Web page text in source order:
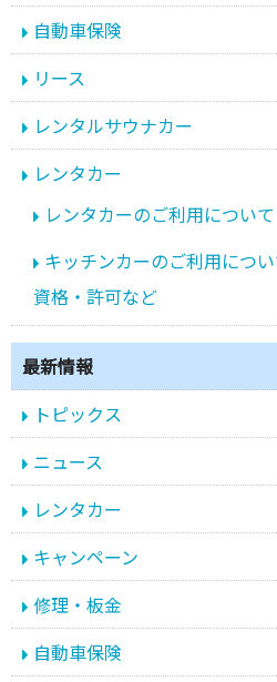
自動車保険
リース
レンタルサウナカー
レンタカー
レンタカーのご利用について
キッチンカーのご利用につ
資格・許可など
最新情報
トピックス
ニュース
レンタカー
キャンペーン
修理・板金
自動車保険